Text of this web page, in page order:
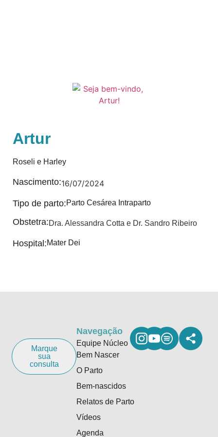
Artur
Roseli e Harley
Nascimento:16/07/2024
Tipo de parto:Parto Cesárea Intraparto
Obstetra:Dra. Alessandra Cotta e Dr. Sandro Ribeiro
Hospital:Mater Dei
Marque
sua
consulta
Navegação
Equipe Núcleo
Bem Nascer
O Parto
Bem-nascidos
Relatos de Parto
Vídeos
Agenda